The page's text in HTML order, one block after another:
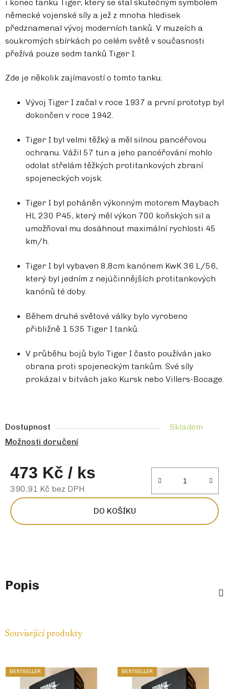
i konec tanku Tiger, který se stal skutečným symbolem
německé vojenské síly a jež z mnoha hledisek
předznamenal vývoj moderních tanků. V muzeích a
soukromých sbírkách po celém světě v současnosti
přežívá pouze sedm tanků Tiger I.
Zde je několik zajímavostí o tomto tanku:
Vývoj Tiger I začal v roce 1937 a první prototyp byl
dokončen v roce 1942.
Tiger I byl velmi těžký a měl silnou pancéřovou
ochranu. Vážil 57 tun a jeho pancéřování mohlo
odolat střelám těžkých protitankových zbraní
spojeneckých vojsk.
Tiger I byl poháněn výkonným motorem Maybach
HL 230 P45, který měl výkon 700 koňských sil a
umožňoval mu dosáhnout maximální rychlosti 45
km/h.
Tiger I byl vybaven 8,8cm kanónem KwK 36 L/56,
který byl jedním z nejúčinnějších protitankových
kanónů té doby.
Během druhé světové války bylo vyrobeno
přibližně 1 535 Tiger I tanků.
V průběhu bojů bylo Tiger I často používán jako
obrana proti spojeneckým tankům. Své síly
prokázal v bitvách jako Kursk nebo Villers-Bocage.
Dostupnost
Skladem
Možnosti doručení
473 Kč / ks
390,91 Kč bez DPH
Měrná cena:
DO KOŠÍKU
Popis
Související produkty
BESTSELLER BESTSELLER